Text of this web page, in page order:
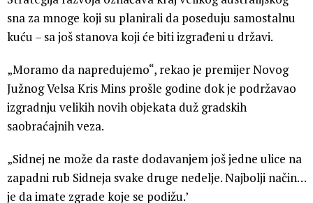
sna za mnoge koji su planirali da poseduju samostalnu
kuću – sa još stanova koji će biti izgrađeni u državi.
„Moramo da napredujemo“, rekao je premijer Novog
Južnog Velsa Kris Mins prošle godine dok je podržavao
izgradnju velikih novih objekata duž gradskih
saobraćajnih veza.
„Sidnej ne može da raste dodavanjem još jedne ulice na
zapadni rub Sidneja svake druge nedelje. Najbolji način…
je da imate zgrade koje se podižu.’